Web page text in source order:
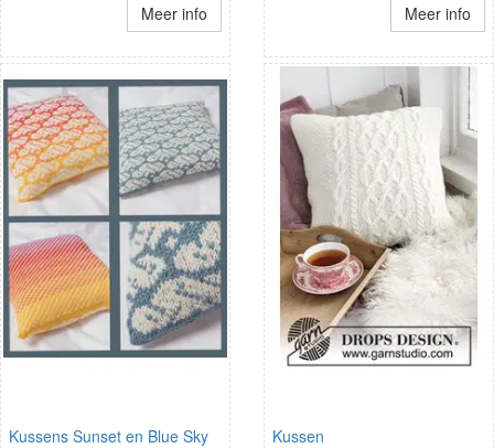
Meer info Meer info
Kussens Sunset en Blue Sky Kussen